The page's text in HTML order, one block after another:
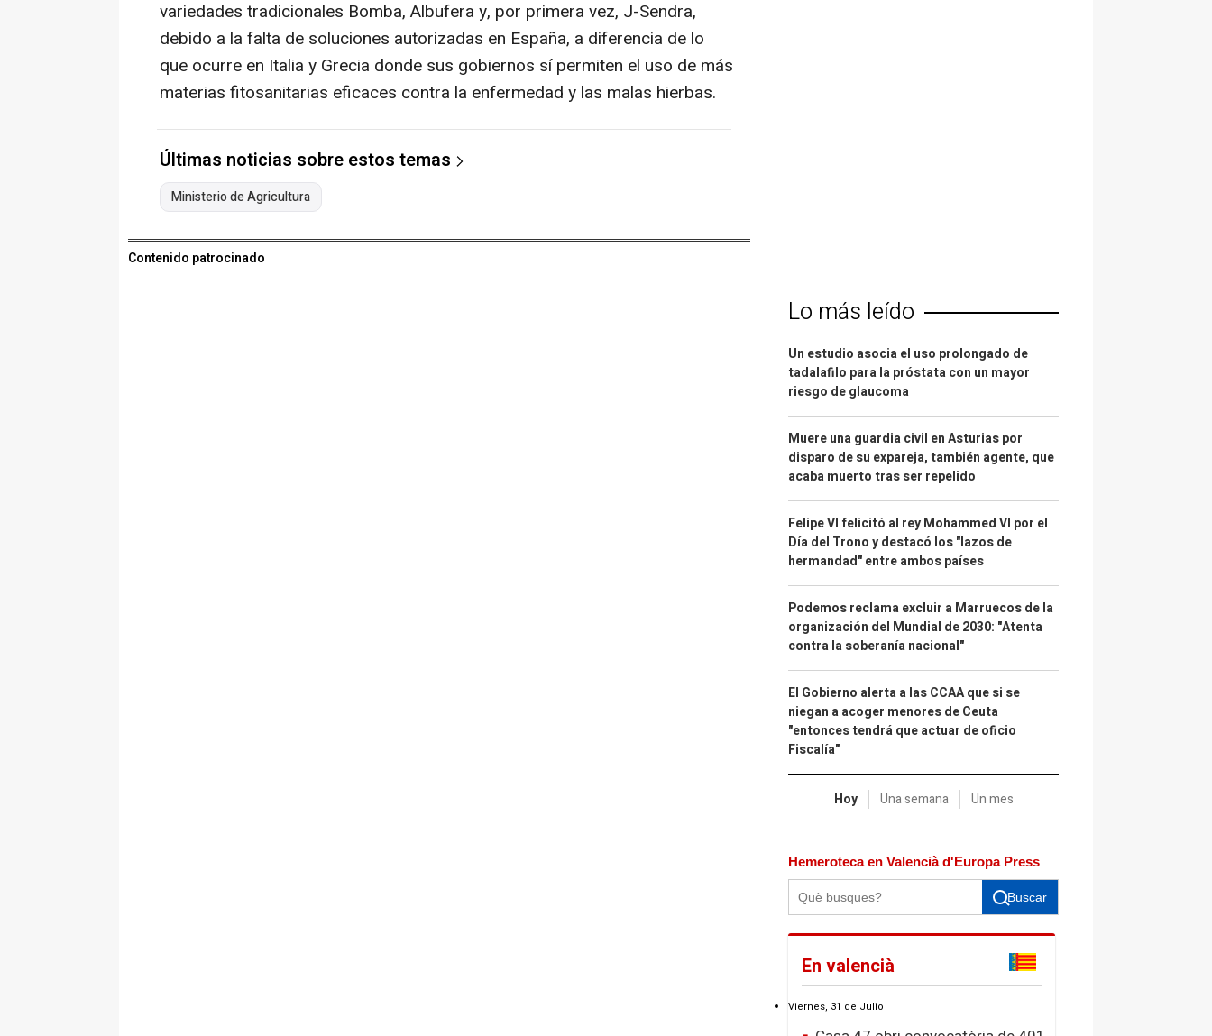
variedades tradicionales Bomba, Albufera y, por primera vez, J-Sendra,
debido a la falta de soluciones autorizadas en España, a diferencia de lo
que ocurre en Italia y Grecia donde sus gobiernos sí permiten el uso de más
materias fitosanitarias eficaces contra la enfermedad y las malas hierbas.
Últimas noticias sobre estos temas
Ministerio de Agricultura
Contenido patrocinado
Lo más leído
Un estudio asocia el uso prolongado de
tadalafilo para la próstata con un mayor
riesgo de glaucoma
Muere una guardia civil en Asturias por
disparo de su expareja, también agente, que
acaba muerto tras ser repelido
Felipe VI felicitó al rey Mohammed VI por el
Día del Trono y destacó los "lazos de
hermandad" entre ambos países
Podemos reclama excluir a Marruecos de la
organización del Mundial de 2030: "Atenta
contra la soberanía nacional"
El Gobierno alerta a las CCAA que si se
niegan a acoger menores de Ceuta
"entonces tendrá que actuar de oficio
Fiscalía"
Hoy Una semana Un mes
Hemeroteca en Valencià d'Europa Press
Buscar
En valencià
Viernes, 31 de Julio